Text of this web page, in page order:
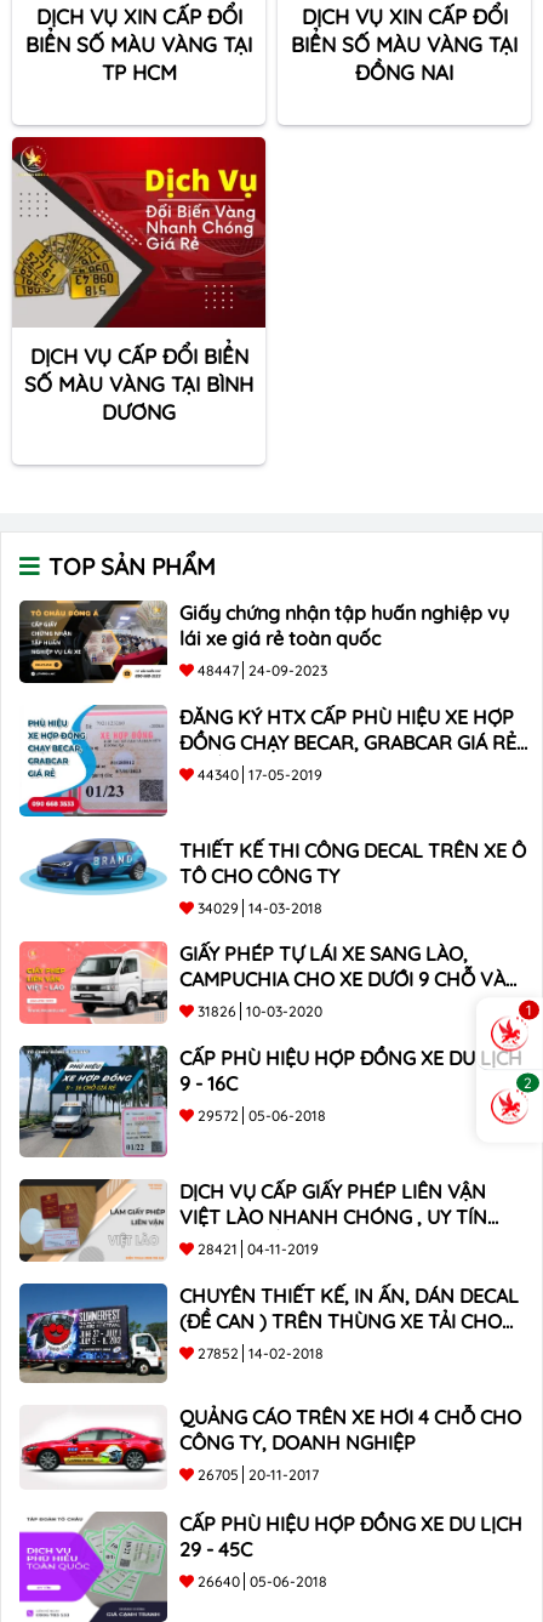
DỊCH VỤ XIN CẤP ĐỔI
BIỂN SỐ MÀU VÀNG TẠI
TP HCM
DỊCH VỤ XIN CẤP ĐỔI
BIỂN SỐ MÀU VÀNG TẠI
ĐỒNG NAI
DỊCH VỤ CẤP ĐỔI BIỂN
SỐ MÀU VÀNG TẠI BÌNH
DƯƠNG
TOP SẢN PHẨM
Giấy chứng nhận tập huấn nghiệp vụ
lái xe giá rẻ toàn quốc
48447 24-09-2023
ĐĂNG KÝ HTX CẤP PHÙ HIỆU XE HỢP
ĐỒNG CHẠY BECAR, GRABCAR GIÁ RẺ
NHẤT
44340 17-05-2019
THIẾT KẾ THI CÔNG DECAL TRÊN XE Ô
TÔ CHO CÔNG TY
34029 14-03-2018
GIẤY PHÉP TỰ LÁI XE SANG LÀO,
CAMPUCHIA CHO XE DƯỚI 9 CHỖ VÀ
XE BÁN TẢI
31826 10-03-2020
CẤP PHÙ HIỆU HỢP ĐỒNG XE DU LỊCH
9 - 16C
29572 05-06-2018
DỊCH VỤ CẤP GIẤY PHÉP LIÊN VẬN
VIỆT LÀO NHANH CHÓNG , UY TÍN
TOÀN QUỐC
28421 04-11-2019
CHUYÊN THIẾT KẾ, IN ẤN, DÁN DECAL
(ĐỀ CAN ) TRÊN THÙNG XE TẢI CHO
CÔNG TY
27852 14-02-2018
QUẢNG CÁO TRÊN XE HƠI 4 CHỖ CHO
CÔNG TY, DOANH NGHIỆP
26705 20-11-2017
CẤP PHÙ HIỆU HỢP ĐỒNG XE DU LỊCH
29 - 45C
26640 05-06-2018
1
2